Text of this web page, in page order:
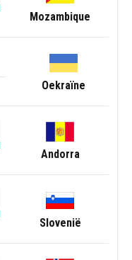
Mozambique
Oekraïne
Andorra
Slovenië